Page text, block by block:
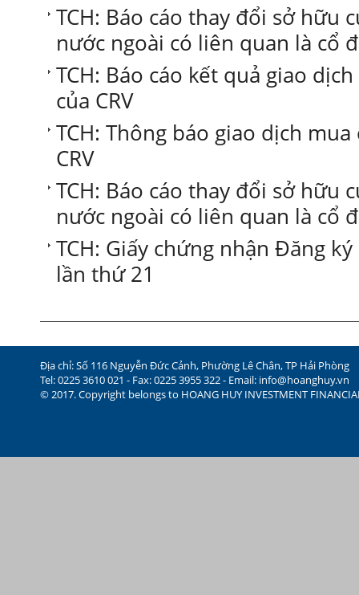
TCH: Báo cáo thay đổi sở hữu
nước ngoài có liên quan là cổ
TCH: Báo cáo kết quả giao
của CRV
TCH: Thông báo giao dịch
CRV
TCH: Báo cáo thay đổi sở hữu
nước ngoài có liên quan là cổ
TCH: Giấy chứng nhận Đăng
lần thứ 21
Địa chỉ: Số 116 Nguyễn Đức Cảnh, Phường Lê Chân, TP Hải Phòng
Tel: 0225 3610 021 - Fax: 0225 3955 322 - Email: info@hoanghuy.vn
© 2017. Copyright belongs to HOANG HUY INVESTMENT FINANCIAL